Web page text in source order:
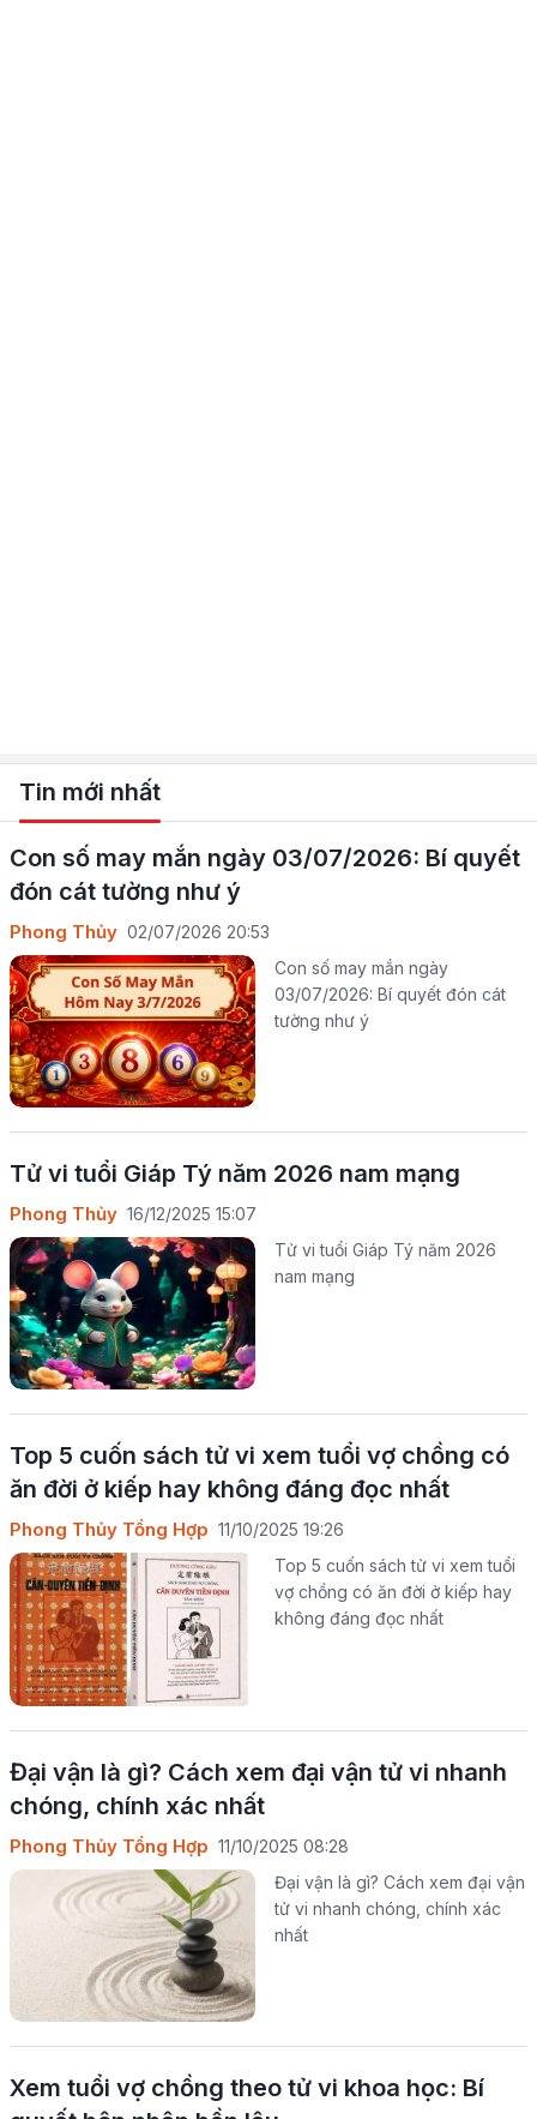
Tin mới nhất
Con số may mắn ngày 03/07/2026: Bí quyết
đón cát tường như ý
Phong Thủy 02/07/2026 20:53
Con số may mắn ngày
03/07/2026: Bí quyết đón cát
tường như ý
Tử vi tuổi Giáp Tý năm 2026 nam mạng
Phong Thủy 16/12/2025 15:07
Tử vi tuổi Giáp Tý năm 2026
nam mạng
Top 5 cuốn sách tử vi xem tuổi vợ chồng có
ăn đời ở kiếp hay không đáng đọc nhất
Phong Thủy Tổng Hợp 11/10/2025 19:26
Top 5 cuốn sách tử vi xem tuổi
vợ chồng có ăn đời ở kiếp hay
không đáng đọc nhất
Đại vận là gì? Cách xem đại vận tử vi nhanh
chóng, chính xác nhất
Phong Thủy Tổng Hợp 11/10/2025 08:28
Đại vận là gì? Cách xem đại vận
tử vi nhanh chóng, chính xác
nhất
Xem tuổi vợ chồng theo tử vi khoa học: Bí